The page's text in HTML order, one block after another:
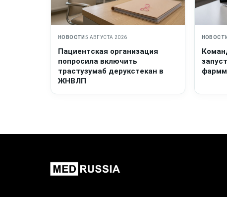
НОВОСТИ 5 АВГУСТА 2026
Пациентская организация
попросила включить
трастузумаб дерукстекан в
ЖНВЛП